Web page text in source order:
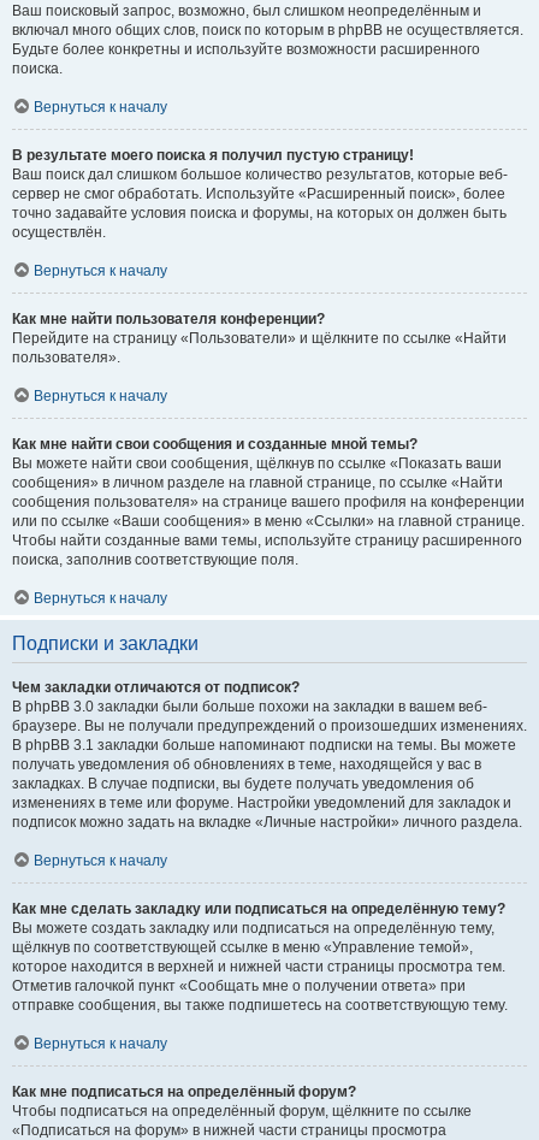
Ваш поисковый запрос, возможно, был слишком неопределённым и
включал много общих слов, поиск по которым в phpBB не осуществляется.
Будьте более конкретны и используйте возможности расширенного
поиска.
Вернуться к началу
В результате моего поиска я получил пустую страницу!
Ваш поиск дал слишком большое количество результатов, которые веб-
сервер не смог обработать. Используйте «Расширенный поиск», более
точно задавайте условия поиска и форумы, на которых он должен быть
осуществлён.
Вернуться к началу
Как мне найти пользователя конференции?
Перейдите на страницу «Пользователи» и щёлкните по ссылке «Найти
пользователя».
Вернуться к началу
Как мне найти свои сообщения и созданные мной темы?
Вы можете найти свои сообщения, щёлкнув по ссылке «Показать ваши
сообщения» в личном разделе на главной странице, по ссылке «Найти
сообщения пользователя» на странице вашего профиля на конференции
или по ссылке «Ваши сообщения» в меню «Ссылки» на главной странице.
Чтобы найти созданные вами темы, используйте страницу расширенного
поиска, заполнив соответствующие поля.
Вернуться к началу
Подписки и закладки
Чем закладки отличаются от подписок?
В phpBB 3.0 закладки были больше похожи на закладки в вашем веб-
браузере. Вы не получали предупреждений о произошедших изменениях.
В phpBB 3.1 закладки больше напоминают подписки на темы. Вы можете
получать уведомления об обновлениях в теме, находящейся у вас в
закладках. В случае подписки, вы будете получать уведомления об
изменениях в теме или форуме. Настройки уведомлений для закладок и
подписок можно задать на вкладке «Личные настройки» личного раздела.
Вернуться к началу
Как мне сделать закладку или подписаться на определённую тему?
Вы можете создать закладку или подписаться на определённую тему,
щёлкнув по соответствующей ссылке в меню «Управление темой»,
которое находится в верхней и нижней части страницы просмотра тем.
Отметив галочкой пункт «Сообщать мне о получении ответа» при
отправке сообщения, вы также подпишетесь на соответствующую тему.
Вернуться к началу
Как мне подписаться на определённый форум?
Чтобы подписаться на определённый форум, щёлкните по ссылке
«Подписаться на форум» в нижней части страницы просмотра